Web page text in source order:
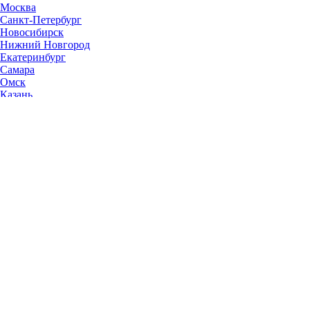
Москва
Санкт-Петербург
Новосибирск
Нижний Новгород
Екатеринбург
Самара
Омск
Казань